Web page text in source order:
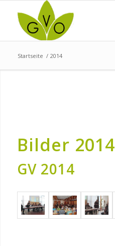
Startseite / 2014
Bilder 2014
GV 2014